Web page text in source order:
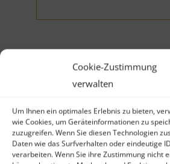
Cookie-Zustimmung
verwalten
Um Ihnen ein optimales Erlebnis zu bieten,
wie Cookies, um Geräteinformationen zu
zuzugreifen. Wenn Sie diesen Technologien
Daten wie das Surfverhalten oder eindeutige
verarbeiten. Wenn Sie ihre Zustimmung nicht
Ihr Nachname (*Pflichtfeld)
Firma